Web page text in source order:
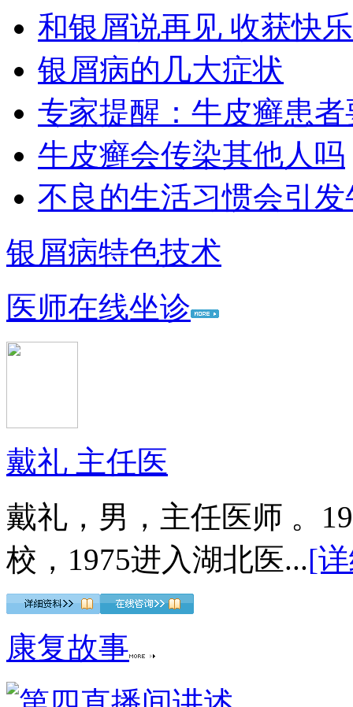
和银屑说再见 收获快
银屑病的几大症状
专家提醒：牛皮癣患
牛皮癣会传染其他人吗
不良的生活习惯会引
银屑病特色技术
医师在线坐诊
戴礼 主任医
戴礼，男，主任医师 。
校，1975进入湖北医...[
康复故事